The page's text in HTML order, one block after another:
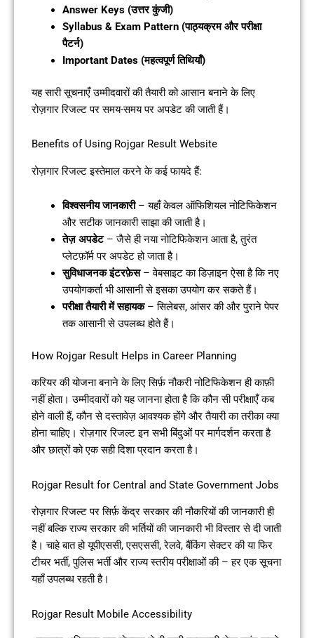
Answer Keys (उत्तर कुंजी)
Syllabus & Exam Pattern (पाठ्यक्रम और परीक्षा
पैटर्न)
Important Dates (महत्वपूर्ण तिथियाँ)
यह सारी सूचनाएँ उम्मीदवारों की तैयारी को आसान बनाने के लिए
रोज़गार रिजल्ट पर समय-समय पर अपडेट की जाती हैं।
Benefits of Using Rojgar Result Website
रोज़गार रिजल्ट इस्तेमाल करने के कई फायदे हैं:
विश्वसनीय जानकारी– यहाँ केवल ऑफिशियल नोटिफिकेशन
और सटीक जानकारी साझा की जाती है।
तेज़ अपडेट– जैसे ही नया नोटिफिकेशन आता है, तुरंत
प्लेटफ़ॉर्म पर अपडेट हो जाता है।
सुविधाजनक इंटरफ़ेस– वेबसाइट का डिज़ाइन ऐसा है कि नए
उपयोगकर्ता भी आसानी से इसका उपयोग कर सकते हैं।
परीक्षा तैयारी में सहायक– सिलेबस, आंसर की और पुराने पेपर
तक आसानी से उपलब्ध होते हैं।
How Rojgar Result Helps in Career Planning
करियर की योजना बनाने के लिए सिर्फ़ नौकरी नोटिफिकेशन ही काफ़ी
नहीं होता। उम्मीदवारों को यह जानना होता है कि कौन सी परीक्षाएँ कब
होने वाली हैं, कौन से दस्तावेज़ आवश्यक होंगे और तैयारी का तरीका क्या
होना चाहिए। रोज़गार रिजल्ट इन सभी बिंदुओं पर मार्गदर्शन करता है
और छात्रों को एक सही दिशा प्रदान करता है।
Rojgar Result for Central and State Government Jobs
रोज़गार रिजल्ट पर सिर्फ़ केंद्र सरकार की नौकरियों की जानकारी ही
नहीं बल्कि राज्य सरकार की भर्तियों की जानकारी भी विस्तार से दी जाती
है। चाहे बात हो यूपीएससी, एसएससी, रेलवे, बैंकिंग सेक्टर की या फिर
टीचर भर्ती, पुलिस भर्ती और राज्य स्तरीय परीक्षाओं की – हर एक सूचना
यहाँ उपलब्ध रहती है।
Rojgar Result Mobile Accessibility